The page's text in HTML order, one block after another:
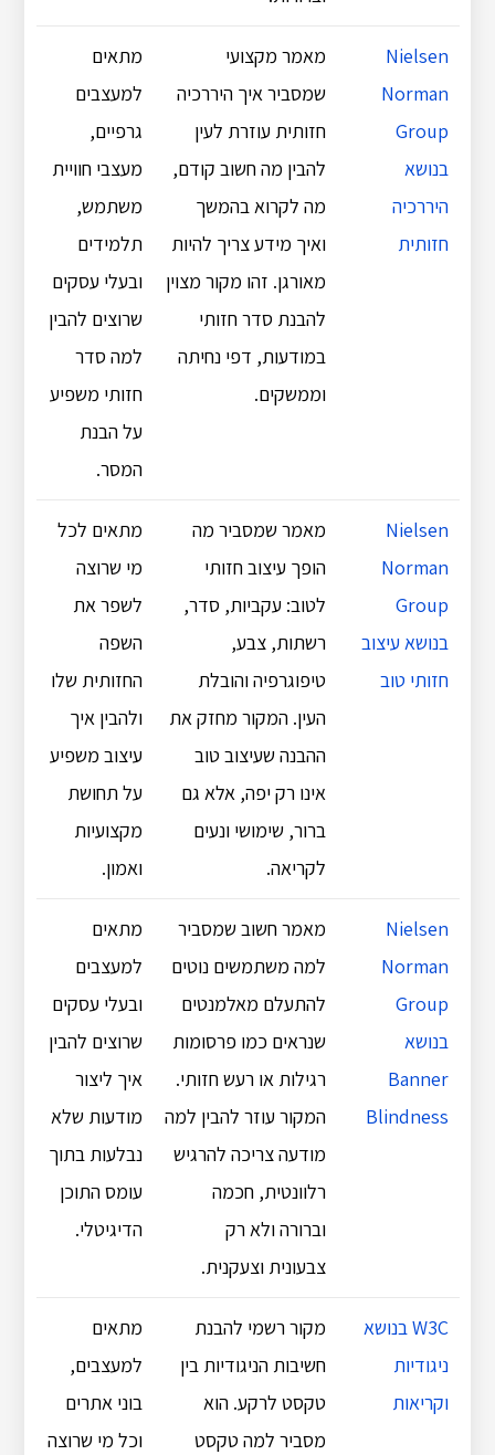
Nielsen
Norman
Group
בנושא
היררכיה
חזותית
מאמר מקצועי
שמסביר איך היררכיה
חזותית עוזרת לעין
להבין מה חשוב קודם,
מה לקרוא בהמשך
ואיך מידע צריך להיות
מאורגן. זהו מקור מצוין
להבנת סדר חזותי
במודעות, דפי נחיתה
וממשקים.
מתאים
למעצבים
גרפיים,
מעצבי חוויית
משתמש,
תלמידים
ובעלי עסקים
שרוצים להבין
למה סדר
חזותי משפיע
על הבנת
המסר.
Nielsen
Norman
Group
בנושא עיצוב
חזותי טוב
מאמר שמסביר מה
הופך עיצוב חזותי
לטוב: עקביות, סדר,
רשתות, צבע,
טיפוגרפיה והובלת
העין. המקור מחזק את
ההבנה שעיצוב טוב
אינו רק יפה, אלא גם
ברור, שימושי ונעים
לקריאה.
מתאים לכל
מי שרוצה
לשפר את
השפה
החזותית שלו
ולהבין איך
עיצוב משפיע
על תחושת
מקצועיות
ואמון.
Nielsen
Norman
Group
בנושא
Banner
Blindness
מאמר חשוב שמסביר
למה משתמשים נוטים
להתעלם מאלמנטים
שנראים כמו פרסומות
רגילות או רעש חזותי.
המקור עוזר להבין למה
מודעה צריכה להרגיש
רלוונטית, חכמה
וברורה ולא רק
צבעונית וצעקנית.
מתאים
למעצבים
ובעלי עסקים
שרוצים להבין
איך ליצור
מודעות שלא
נבלעות בתוך
עומס התוכן
הדיגיטלי.
W3C בנושא
ניגודיות
וקריאות
מקור רשמי להבנת
חשיבות הניגודיות בין
טקסט לרקע. הוא
מסביר למה טקסט
מתאים
למעצבים,
בוני אתרים
וכל מי שרוצה